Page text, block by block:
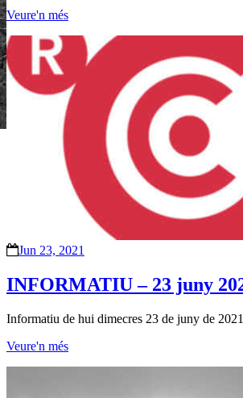
Veure'n més
Jun 23, 2021
INFORMATIU – 23 juny
Informatiu de hui dimecres 23 de juny de
Veure'n més